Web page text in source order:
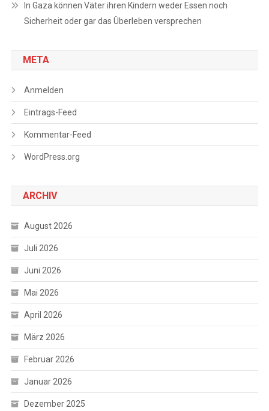
In Gaza können Väter ihren Kindern weder Essen noch
Sicherheit oder gar das Überleben versprechen
META
Anmelden
Eintrags-Feed
Kommentar-Feed
WordPress.org
ARCHIV
August 2026
Juli 2026
Juni 2026
Mai 2026
April 2026
März 2026
Februar 2026
Januar 2026
Dezember 2025